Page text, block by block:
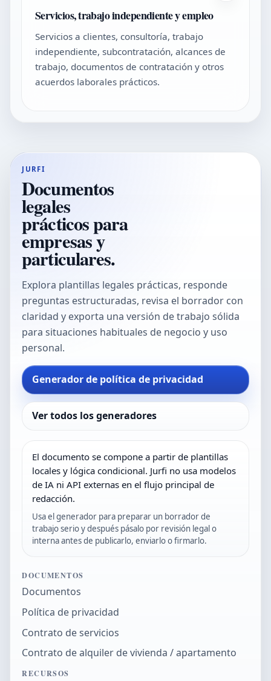
Servicios, trabajo independiente y empleo
Servicios a clientes, consultoría, trabajo
independiente, subcontratación, alcances de
trabajo, documentos de contratación y otros
acuerdos laborales prácticos.
JURFI
Documentos
legales
prácticos para
empresas y
particulares.
Explora plantillas legales prácticas, responde
preguntas estructuradas, revisa el borrador con
claridad y exporta una versión de trabajo sólida
para situaciones habituales de negocio y uso
personal.
Generador de política de privacidad
Ver todos los generadores
El documento se compone a partir de plantillas
locales y lógica condicional. Jurfi no usa modelos
de IA ni API externas en el flujo principal de
redacción.
Usa el generador para preparar un borrador de
trabajo serio y después pásalo por revisión legal o
interna antes de publicarlo, enviarlo o firmarlo.
DOCUMENTOS
Documentos
Política de privacidad
Contrato de servicios
Contrato de alquiler de vivienda / apartamento
RECURSOS